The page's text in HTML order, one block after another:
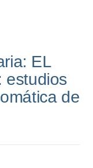
EL
estudios
de